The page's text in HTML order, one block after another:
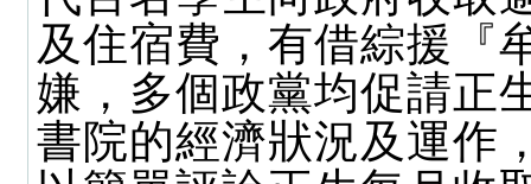
及住宿費，有借綜援『
嫌，多個政黨均促請正
書院的經濟狀況及運作